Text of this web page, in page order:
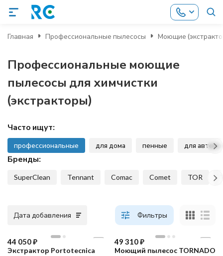
Главная Профессиональные пылесосы Моющие
Профессиональные моющие
пылесосы для химчистки
(экстракторы)
Часто ищут:
профессиональные для дома пенные для
Бренды:
SuperClean Tennant Comac Comet TOR
Дата добавления Фильтры
44 050₽
Экстрактор Portotecnica
49 310₽
Моющий пылесос TORNADO